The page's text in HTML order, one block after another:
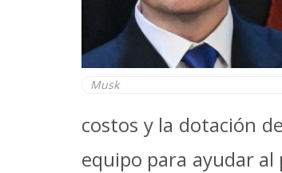
Musk
costos y la dotación
equipo para ayudar